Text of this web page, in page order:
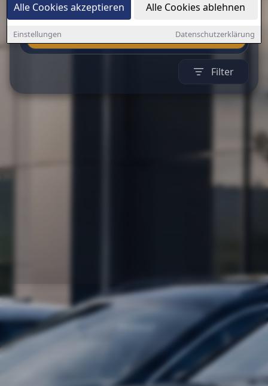
Alle Cookies akzeptieren Alle Cookies ablehnen
Einstellungen Datenschutzerklärung
Filter